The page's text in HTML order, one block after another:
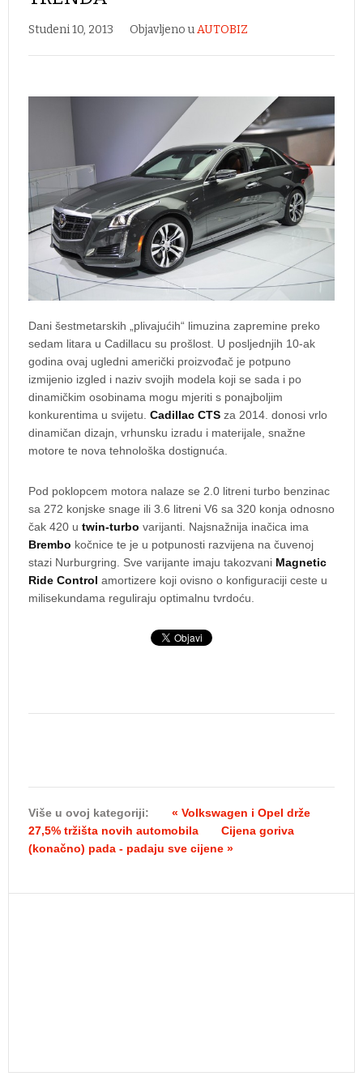
Studeni 10, 2013 Objavljeno uAUTOBIZ
Dani šestmetarskih „plivajućih“ limuzina zapremine preko
sedam litara u Cadillacu su prošlost. U posljednjih 10-ak
godina ovaj ugledni američki proizvođač je potpuno
izmijenio izgled i naziv svojih modela koji se sada i po
dinamičkim osobinama mogu mjeriti s ponajboljim
konkurentima u svijetu. Cadillac CTS za 2014. donosi vrlo
dinamičan dizajn, vrhunsku izradu i materijale, snažne
motore te nova tehnološka dostignuća.
Pod poklopcem motora nalaze se 2.0 litreni turbo benzinac
sa 272 konjske snage ili 3.6 litreni V6 sa 320 konja odnosno
čak 420 u twin-turbo varijanti. Najsnažnija inačica ima
Brembo kočnice te je u potpunosti razvijena na čuvenoj
stazi Nurburgring. Sve varijante imaju takozvani Magnetic
Ride Control amortizere koji ovisno o konfiguraciji ceste u
milisekundama reguliraju optimalnu tvrdoću.
Više u ovoj kategoriji:
« Volkswagen i Opel drže
27,5% tržišta novih automobila
Cijena goriva
(konačno) pada - padaju sve cijene »